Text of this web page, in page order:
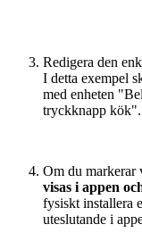
Redigera den
I detta exempel
med enheten
tryckknapp kök".
Om du markerar
visas i appen
fysiskt installera
uteslutande i